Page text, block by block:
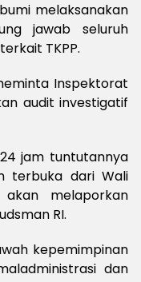
melaksanakan
jawab seluruh
TKPP.
Inspektorat
audit investigatif
jam tuntutannya
terbuka dari Wali
melaporkan
RI.
kepemimpinan
dan